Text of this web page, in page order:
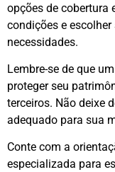
opções de cobertura
condições e
necessidades.
Lembre-se de que
proteger seu
terceiros. Não deixe
adequado para sua
Conte com a
especializada para